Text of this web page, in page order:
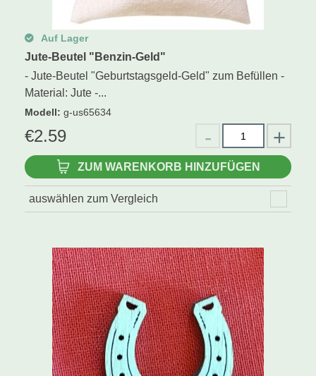
Auf Lager
Jute-Beutel "Benzin-Geld"
- Jute-Beutel "Geburtstagsgeld-Geld" zum Befüllen -
Material: Jute -...
Modell: g-us65634
€2.59
ZUM WARENKORB HINZUFÜGEN
auswählen zum Vergleich